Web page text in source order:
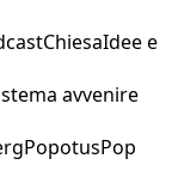
ChiesaIdee e
avvenire
PopotusPop